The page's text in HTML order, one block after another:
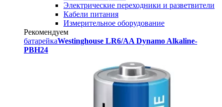
Электрические переходники и разветвители
Кабели питания
Измерительное оборудование
Рекомендуем
батарейкаWestinghouse LR6/AA Dynamo Alkaline-
PBH24